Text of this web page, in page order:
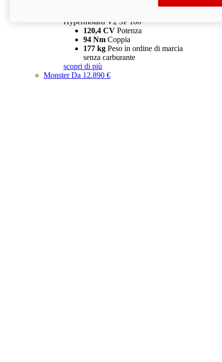
Hypermotard V2 SP 100
120,4 CV Potenza
94 Nm Coppia
177 kg Peso in ordine di marcia
senza carburante
scopri di più
MonsterDa 12.890 €